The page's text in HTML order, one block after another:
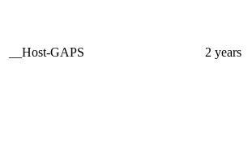
__Host-GAPS 2 years